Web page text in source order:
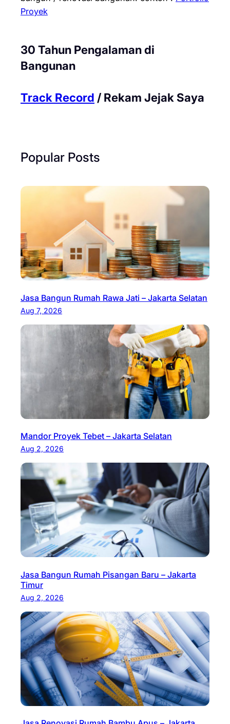
Proyek
30 Tahun Pengalaman di
Bangunan
Track Record / Rekam Jejak Saya
Popular Posts
Jasa Bangun Rumah Rawa Jati – Jakarta Selatan
Aug 7, 2026
Mandor Proyek Tebet – Jakarta Selatan
Aug 2, 2026
Jasa Bangun Rumah Pisangan Baru – Jakarta
Timur
Aug 2, 2026